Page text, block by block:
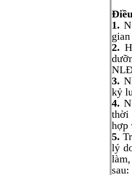
1.
2.
3.
kỷ
4.
thời
hợp
5.
lý
sau: